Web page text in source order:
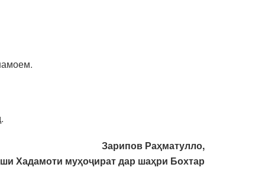
Зарипов Раҳматулло,
Хадамоти муҳоҷират дар шаҳри Бохтар